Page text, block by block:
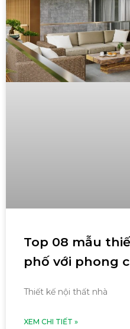
Top 08 mẫu
phố với phong
Thiết kế nội thất nhà
XEM CHI TIẾT »